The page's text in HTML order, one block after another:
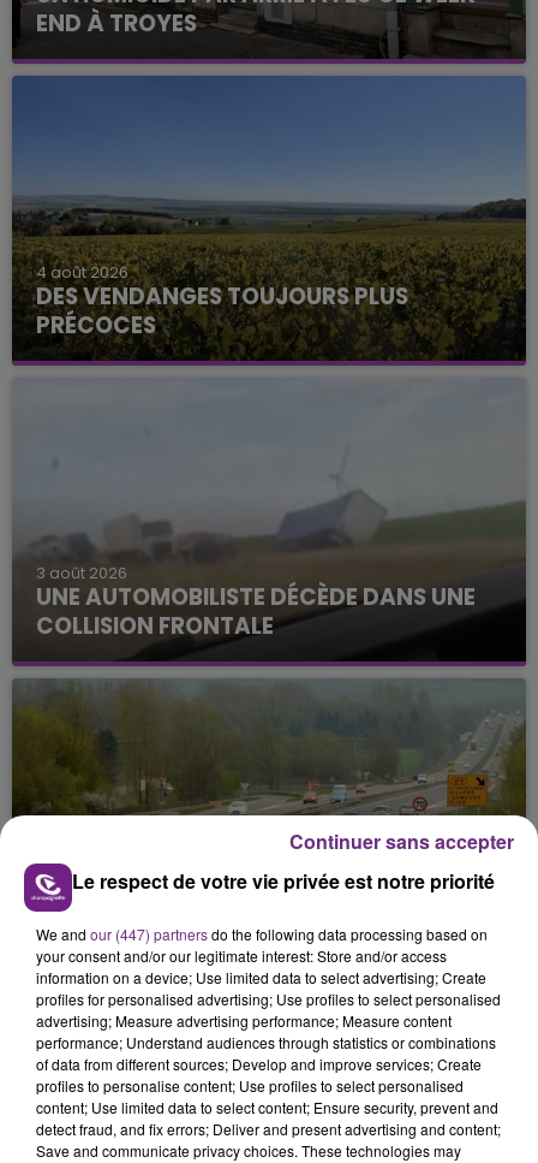
END À TROYES
4 août 2026
DES VENDANGES TOUJOURS PLUS
PRÉCOCES
3 août 2026
UNE AUTOMOBILISTE DÉCÈDE DANS UNE
COLLISION FRONTALE
3 août 2026
UNE JOURNÉE DE TRAVAUX PRÉVUE CE
JEUDI ENTRE RETHEL ET...
Le respect de votre vie privée est notre priorité
We and our (447) partnersdo the following data processing based on
your consent and/or our legitimate interest: Store and/or access
information on a device; Use limited data to select advertising; Create
profiles for personalised advertising; Use profiles to select personalised
advertising; Measure advertising performance; Measure content
performance; Understand audiences through statistics or combinations
of data from different sources; Develop and improve services; Create
profiles to personalise content; Use profiles to select personalised
content; Use limited data to select content; Ensure security, prevent and
detect fraud, and fix errors; Deliver and present advertising and content;
Save and communicate privacy choices. These technologies may
Continuer sans accepter